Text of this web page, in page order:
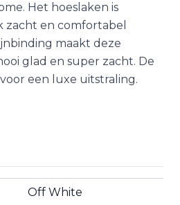
Het hoeslaken is
zacht en comfortabel
maakt deze
glad en super zacht. De
een luxe uitstraling.
Off White